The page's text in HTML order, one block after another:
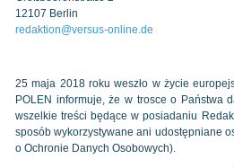
12107 Berlin
redaktion@versus-online.de
25 maja 2018 roku weszło w życie
POLEN informuje, że w trosce o Państwa
wszelkie treści będące w posiadaniu
sposób wykorzystywane ani udostępniane
o Ochronie Danych Osobowych).